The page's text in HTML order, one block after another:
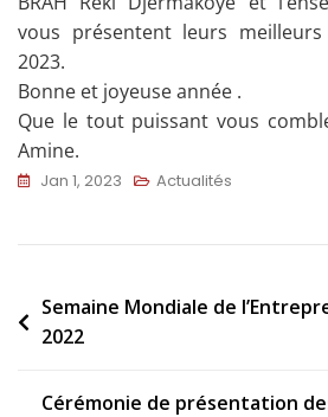
vous présentent leurs
2023.
Bonne et joyeuse année .
Que le tout puissant vous
Amine.
Jan 1, 2023 Actualités
Semaine Mondiale de
2022
Cérémonie de présentation